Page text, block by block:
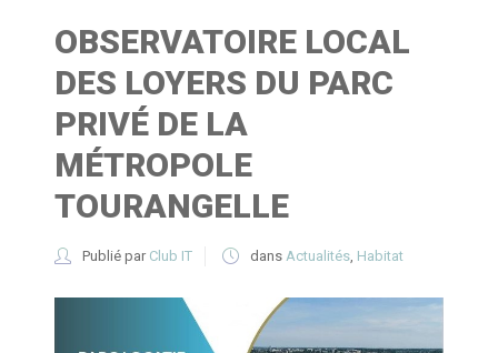
OBSERVATOIRE LOCAL
DES LOYERS DU PARC
PRIVÉ DE LA
MÉTROPOLE
TOURANGELLE
Publié par Club IT dans Actualités, Habitat